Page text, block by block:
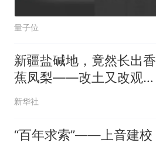
量子位
新疆盐碱地，竟然长出香
蕉凤梨——改土又改观
念，科研帮扶让新疆年轻
新农人
新华社
“百年求索”——上音建校